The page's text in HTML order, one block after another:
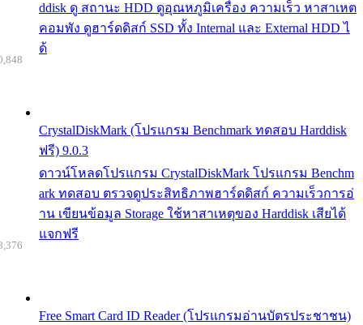
ddisk ดู สถานะ HDD ดูอุณหภูมิเครื่อง ความเร็ว หาสาเหต
คอมพัง ดูฮาร์ดดิสก์ SSD ทั้ง Internal และ External HDD ไ
ด้
CrystalDiskMark (โปรแกรม Benchmark ทดสอบ Harddisk
ฟรี) 9.0.3
ดาวน์โหลดโปรแกรม CrystalDiskMark โปรแกรม Benchm
ark ทดสอบ ตรวจดูประสิทธิภาพฮาร์ดดิสก์ ความเร็วการอ่
าน เขียนข้อมูล Storage ใช้หาสาเหตุของ Harddisk เสียได้
แจกฟรี
Free Smart Card ID Reader (โปรแกรมอ่านบัตรประชาชน)